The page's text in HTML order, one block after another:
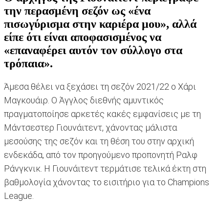
την περασμένη σεζόν ως «ένα
πισωγύρισμα στην καριέρα μου», αλλά
είπε ότι είναι αποφασισμένος να
«επαναφέρει αυτόν τον σύλλογο στα
τρόπαια».
Άμεσα θέλει να ξεχάσει τη σεζόν 2021/22 ο Χάρι
Μαγκουάιρ. Ο Άγγλος διεθνής αμυντικός
πραγματοποίησε αρκετές κακές εμφανίσεις με τη
Μάντσεστερ Γιουνάιτεντ, χάνοντας μάλιστα
μεσούσης της σεζόν και τη θέση του στην αρχική
ενδεκάδα, από τον προηγούμενο προπονητή Ραλφ
Ράνγκνικ. Η Γιουνάιτεντ τερμάτισε τελικά έκτη στη
βαθμολογία χάνοντας το εισιτήριο για το Champions
League.